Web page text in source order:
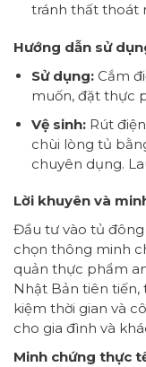
tránh thất thoát
Hướng dẫn sử
Sử dụng:Cắm
muốn, đặt thực
Vệ sinh:Rút
chùi lòng tủ
chuyên dụng.
Lời khuyên và
Đầu tư vào tủ đông
chọn thông minh
quản thực phẩm
Nhật Bản tiên
kiệm thời gian và
cho gia đình và
Minh chứng thực